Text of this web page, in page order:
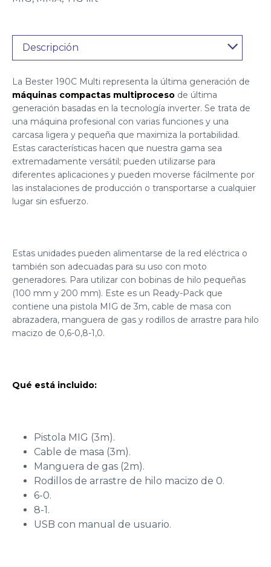
Descripción
La Bester 190C Multi representa la última generación de
máquinas compactas multiproceso de última
generación basadas en la tecnología inverter. Se trata de
una máquina profesional con varias funciones y una
carcasa ligera y pequeña que maximiza la portabilidad.
Estas características hacen que nuestra gama sea
extremadamente versátil; pueden utilizarse para
diferentes aplicaciones y pueden moverse fácilmente por
las instalaciones de producción o transportarse a cualquier
lugar sin esfuerzo.
Estas unidades pueden alimentarse de la red eléctrica o
también son adecuadas para su uso con moto
generadores. Para utilizar con bobinas de hilo pequeñas
(100 mm y 200 mm). Este es un Ready-Pack que
contiene una pistola MIG de 3m, cable de masa con
abrazadera, manguera de gas y rodillos de arrastre para hilo
macizo de 0,6-0,8-1,0.
Qué está incluido:
Pistola MIG (3m).
Cable de masa (3m).
Manguera de gas (2m).
Rodillos de arrastre de hilo macizo de 0.
6-0.
8-1.
USB con manual de usuario.